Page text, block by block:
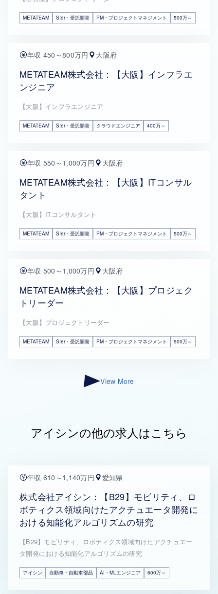
METATEAM SIer・受託開発 PM・プロジェクトマネジメント 500万～
年収 450～800万円 大阪府
METATEAM株式会社：【大阪】インフラエ
ンジニア
【大阪】インフラエンジニア
METATEAM SIer・受託開発 クラウドエンジニア 400万～
年収 550～1,000万円 大阪府
METATEAM株式会社：【大阪】ITコンサル
タント
【大阪】ITコンサルタント
METATEAM SIer・受託開発 PM・プロジェクトマネジメント 500万～
年収 500～1,000万円 大阪府
METATEAM株式会社：【大阪】プロジェク
トリーダー
【大阪】プロジェクトリーダー
METATEAM SIer・受託開発 PM・プロジェクトマネジメント 500万～
View More
アイシンの他の求人はこちら
年収 610～1,140万円 愛知県
株式会社アイシン：【B29】モビリティ、ロ
ボティクス領域向けたアクチュエータ開発に
おける知能化アルゴリズムの研究
【B29】モビリティ、ロボティクス領域向けたアクチュエー
タ開発における知能化アルゴリズムの研究
アイシン 自動車・自動車部品 AI・MLエンジニア 600万～